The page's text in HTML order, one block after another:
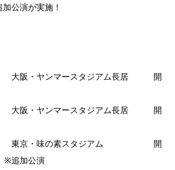
公演が実施！
） 大阪・ヤンマースタジアム長居 開
） 大阪・ヤンマースタジアム長居 開
土） 東京・味の素スタジアム 開
追加公演